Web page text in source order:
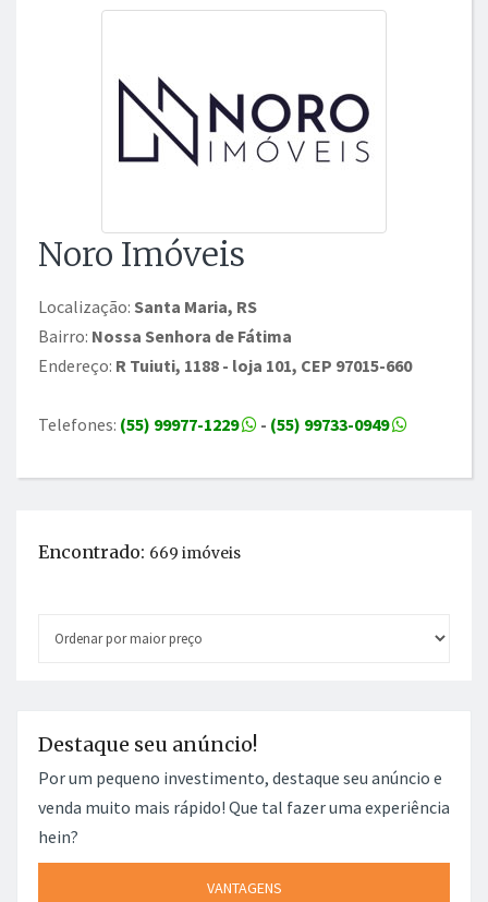
Noro Imóveis
Localização: Santa Maria, RS
Bairro: Nossa Senhora de Fátima
Endereço: R Tuiuti, 1188 - loja 101, CEP 97015-660
Telefones: (55) 99977-1229 - (55) 99733-0949
Encontrado: 669 imóveis
Destaque seu anúncio!
Por um pequeno investimento, destaque seu anúncio e
venda muito mais rápido! Que tal fazer uma experiência
hein?
VANTAGENS